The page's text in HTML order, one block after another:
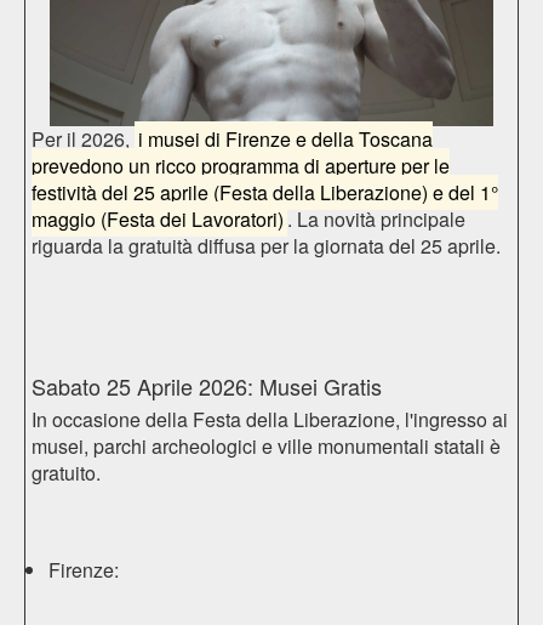
Per il 2026, i musei di Firenzee della Toscana
prevedono un ricco programma di aperture per le
festività del 25 aprile (Festa della Liberazione) e del 1°
maggio (Festa dei Lavoratori) . La novità principale
riguarda la gratuità diffusa per la giornata del 25 aprile.
Sabato 25 Aprile 2026: Musei Gratis
In occasione della Festa della Liberazione, l'ingresso ai
musei, parchi archeologici e ville monumentali statali è
gratuito.
Firenze: